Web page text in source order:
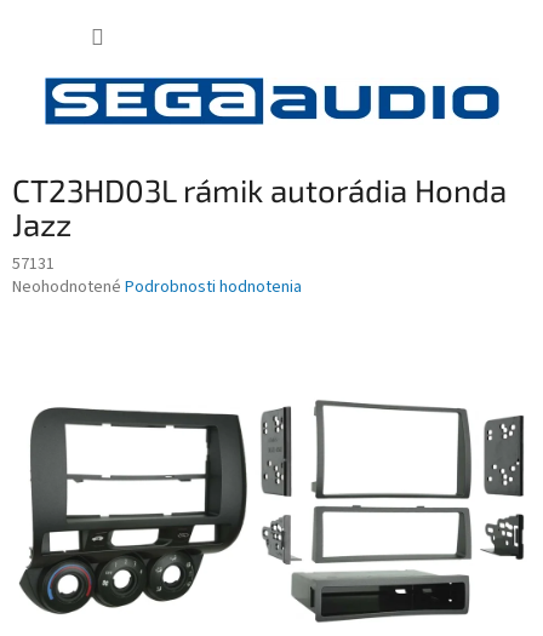
CT23HD03L rámik autorádia Honda
Jazz
57131
Priemerné
hviezdičiek.
Neohodnotené Podrobnosti hodnotenia